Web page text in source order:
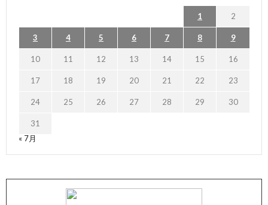
1 2
3 4 5 6 7 8 9
10 11 12 13 14 15 16
17 18 19 20 21 22 23
24 25 26 27 28 29 30
31
« 7月